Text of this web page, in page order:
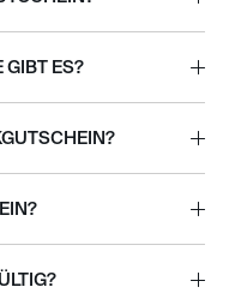
GIBT ES?